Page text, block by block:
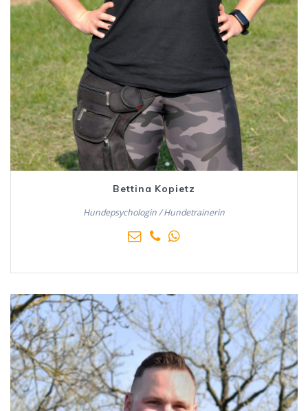
Bettina Kopietz
Hundepsychologin / Hundetrainerin